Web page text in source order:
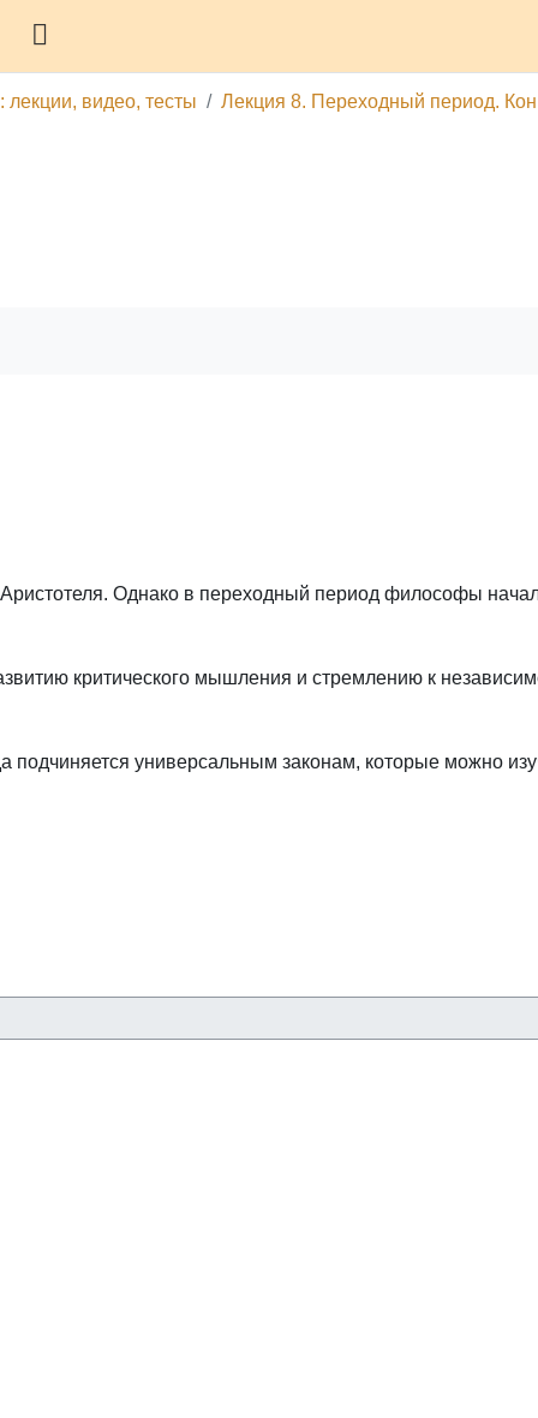
лекции, видео, тесты Лекция 8. Переходный период.
Однако в переходный период философы
критического мышления и стремлению к
универсальным законам, которые можно